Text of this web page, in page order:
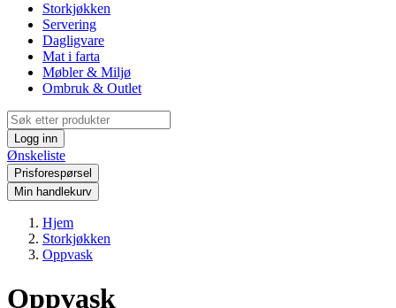
Storkjøkken
Servering
Dagligvare
Mat i farta
Møbler & Miljø
Ombruk & Outlet
Logg inn
Ønskeliste
Prisforespørsel
Min handlekurv
Hjem
Storkjøkken
Oppvask
Oppvask